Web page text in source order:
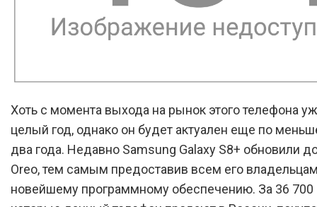
Хоть с момента выхода на рынок этого телефона
целый год, однако он будет актуален еще по
два года. Недавно Samsung Galaxy S8+ обновили
Oreo, тем самым предоставив всем его
новейшему программному обеспечению. За 36 700